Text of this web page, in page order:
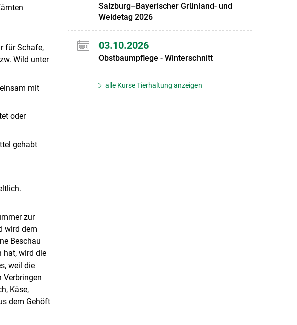
für Schafe,
Wild unter
mit
oder
gehabt
zur
wird dem
Beschau
hat, wird die
weil die
Verbringen
Käse,
dem Gehöft
Salzburg–Bayerischer Grünland- und
Weidetag 2026
03.10.2026
Obstbaumpflege - Winterschnitt
alle Kurse Tierhaltung anzeigen